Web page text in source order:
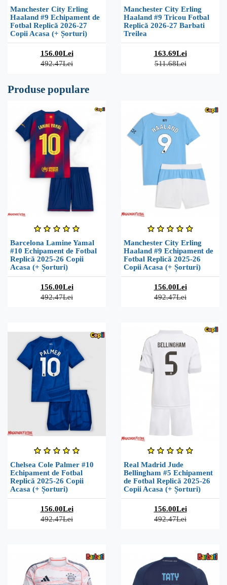
Manchester City Erling
Haaland #9 Echipament de
Fotbal Replică 2026-27
Copii Acasa (+ Șorturi)
156.00Lei
492.47Lei
Manchester City Erling
Haaland #9 Tricou Fotbal
Replică 2026-27 Barbati
Treilea
163.69Lei
511.68Lei
Produse populare
Barcelona Lamine Yamal
#10 Echipament de Fotbal
Replică 2025-26 Copii
Acasa (+ Șorturi)
156.00Lei
492.47Lei
Manchester City Erling
Haaland #9 Echipament de
Fotbal Replică 2025-26
Copii Acasa (+ Șorturi)
156.00Lei
492.47Lei
Chelsea Cole Palmer #10
Echipament de Fotbal
Replică 2025-26 Copii
Acasa (+ Șorturi)
156.00Lei
492.47Lei
Real Madrid Jude
Bellingham #5 Echipament
de Fotbal Replică 2025-26
Copii Acasa (+ Șorturi)
156.00Lei
492.47Lei